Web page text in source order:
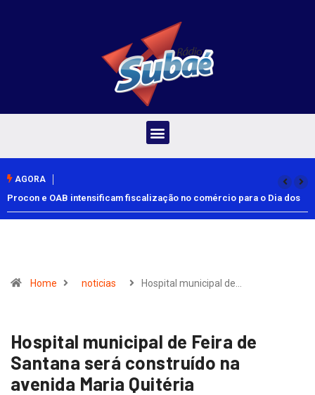
AGORA
Procon e OAB intensificam fiscalização no comércio para o Dia dos
Pais
Home noticias Hospital municipal de…
Hospital municipal de Feira de
Santana será construído na
avenida Maria Quitéria